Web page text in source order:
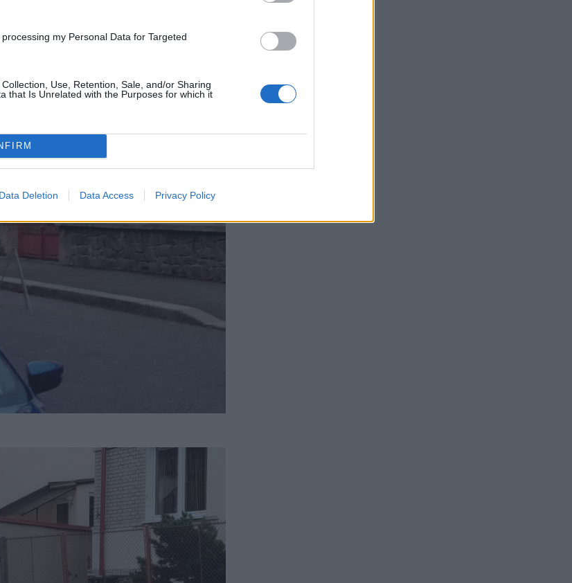
my Personal Data for Targeted
Use, Retention, Sale, and/or Sharing
that Is Unrelated with the Purposes for which it
Data Deletion Data Access Privacy Policy